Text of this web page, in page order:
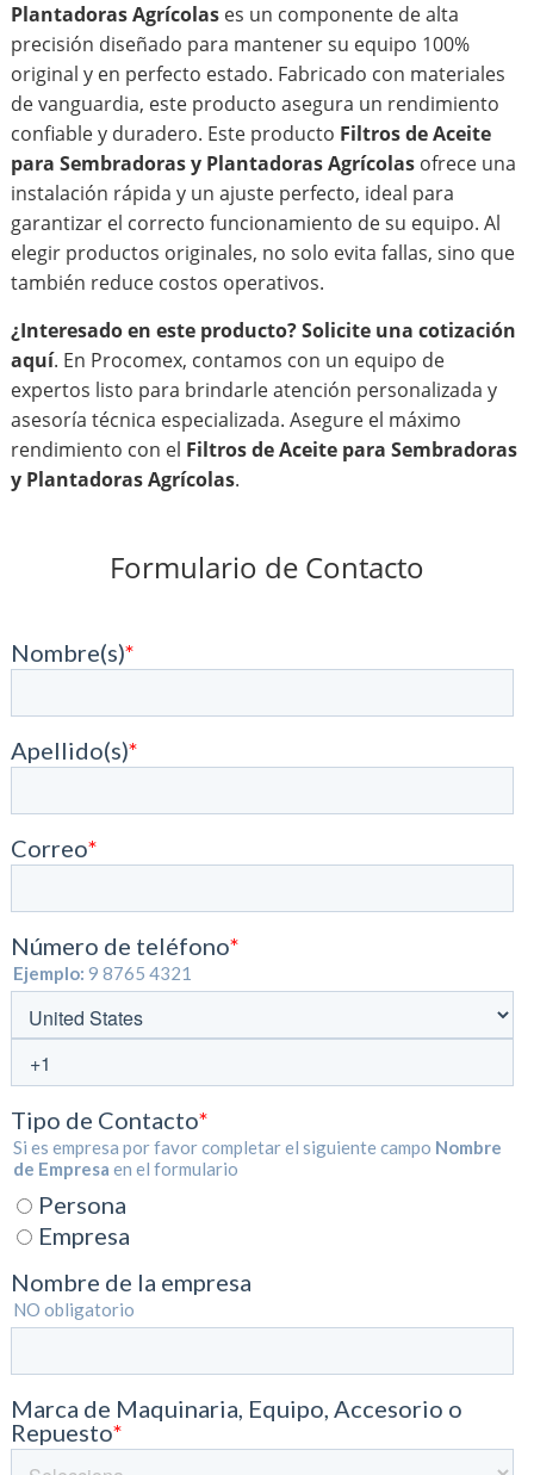
Plantadoras Agrícolases un componente de alta
precisión diseñado para mantener su equipo 100%
original y en perfecto estado. Fabricado con materiales
de vanguardia, este producto asegura un rendimiento
confiable y duradero. Este producto Filtros de Aceite
para Sembradoras y Plantadoras Agrícolasofrece una
instalación rápida y un ajuste perfecto, ideal para
garantizar el correcto funcionamiento de su equipo. Al
elegir productos originales, no solo evita fallas, sino que
también reduce costos operativos.
¿Interesado en este producto?Solicite una cotización
aquí. En Procomex, contamos con un equipo de
expertos listo para brindarle atención personalizada y
asesoría técnica especializada. Asegure el máximo
rendimiento con el Filtros de Aceite para Sembradoras
y Plantadoras Agrícolas.
Formulario de Contacto